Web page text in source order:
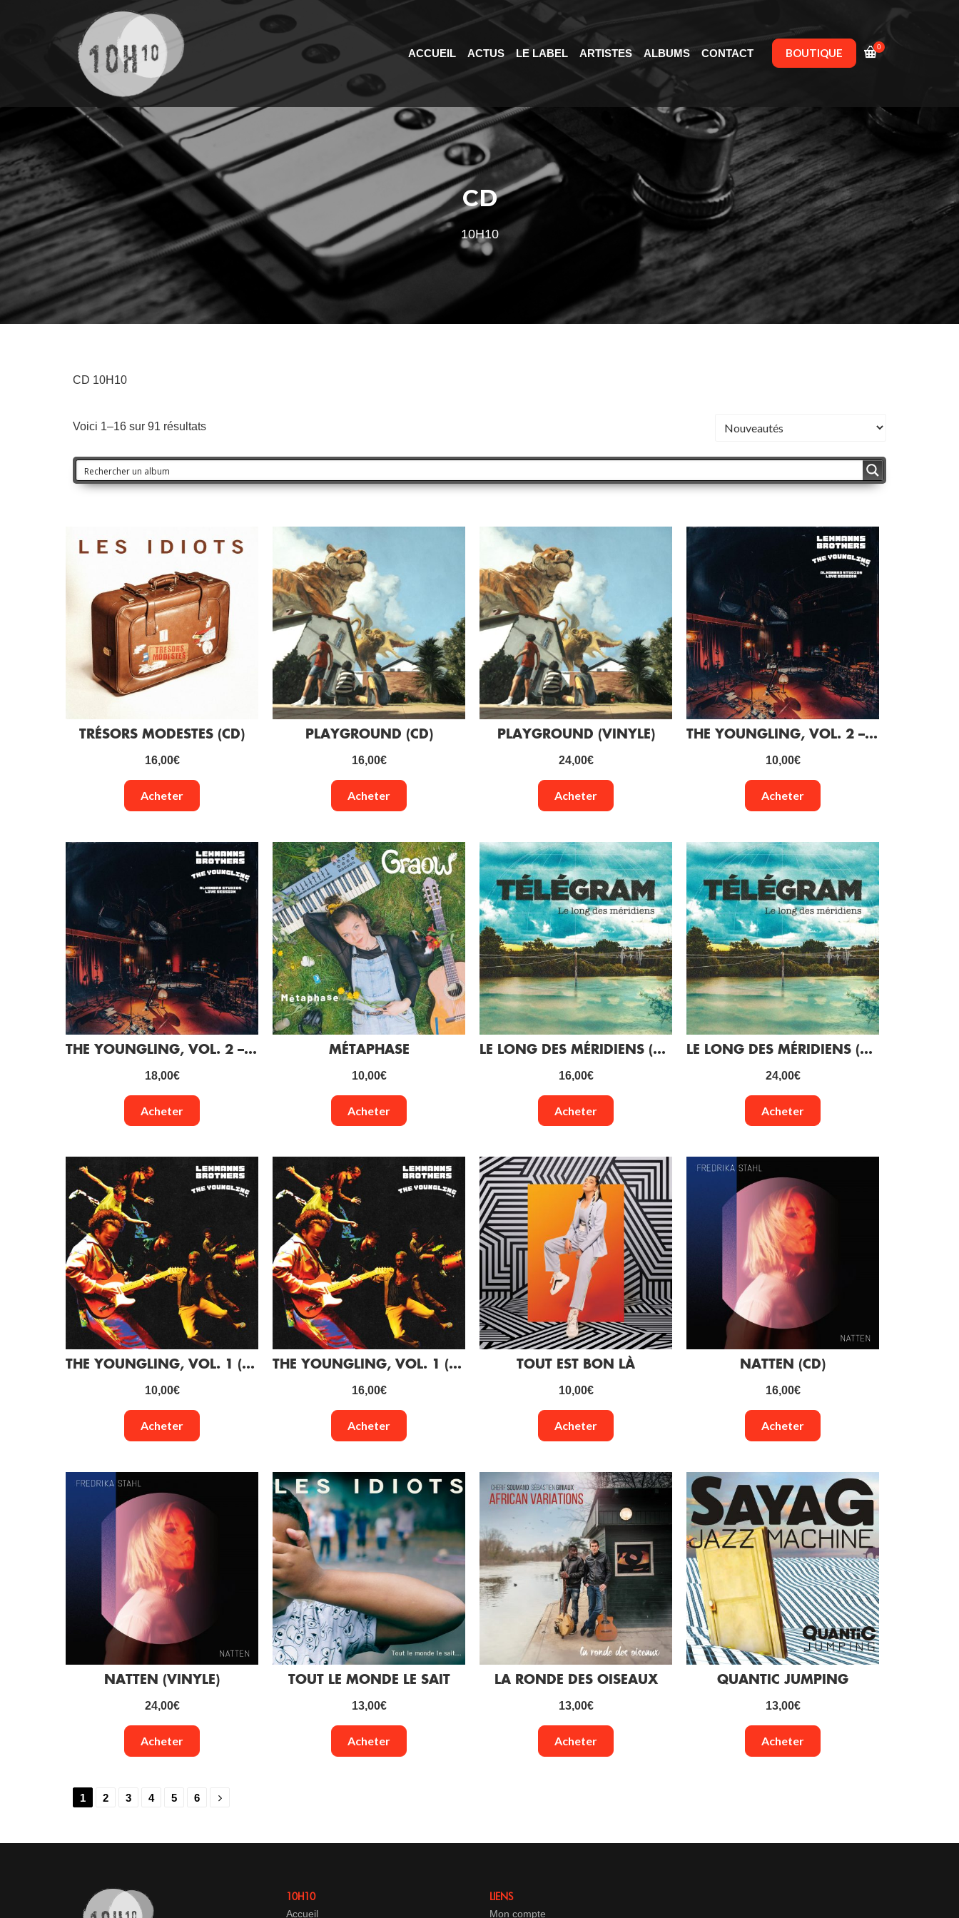
ACCUEIL ACTUS LE LABEL ARTISTES ALBUMS CONTACT BOUTIQUE 0
CD
10H10
CD 10H10
Voici 1–16 sur 91 résultats
TRÉSORS MODESTES (CD)
16,00€
Acheter
PLAYGROUND (CD)
16,00€
Acheter
PLAYGROUND (VINYLE)
24,00€
Acheter
THE YOUNGLING, VOL. 2 – ALHAMBRA STUDIOS LIVE SESSION (CD)
10,00€
Acheter
THE YOUNGLING, VOL. 2 – ALHAMBRA STUDIOS LIVE SESSION (VINYLE)
18,00€
Acheter
MÉTAPHASE
10,00€
Acheter
LE LONG DES MÉRIDIENS (CD)
16,00€
Acheter
LE LONG DES MÉRIDIENS (VINYLE)
24,00€
Acheter
THE YOUNGLING, VOL. 1 (CD)
10,00€
Acheter
THE YOUNGLING, VOL. 1 (VINYLE)
16,00€
Acheter
TOUT EST BON LÀ
10,00€
Acheter
NATTEN (CD)
16,00€
Acheter
NATTEN (VINYLE)
24,00€
Acheter
TOUT LE MONDE LE SAIT
13,00€
Acheter
LA RONDE DES OISEAUX
13,00€
Acheter
QUANTIC JUMPING
13,00€
Acheter
1 2 3 4 5 6
10H10
Accueil
LIENS
Mon compte